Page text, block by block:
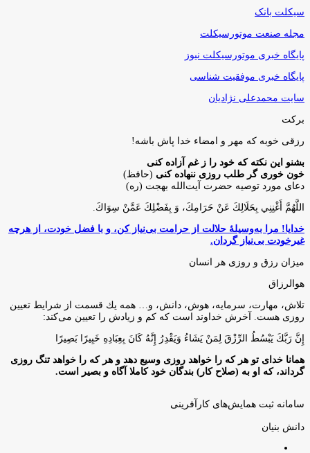
سیکلت بانک
مجله صنعت موتورسیکلت
پایگاه خبری موتورسیکلت نیوز
پایگاه خبری موفقیت شناسی
سایت محمدعلی نژادیان
برکت
رزقی خوبه كه مهر و امضاء خدا پاش باشه!
بشنو این نکته که خود را ز غم آزاده کنی
خون خوری گر طلب روزی ننهاده کنی (حافظ)
دعای مورد توصیه حضرت آیت‌الله بهجت (ره)
اللَّهُمَّ أَغْنِنِي بِحَلَالِكَ عَنْ حَرَامِكَ، وَ بِفَضْلِكَ عَمَّنْ سِوَاكَ‏.
خدایا! مرا به‌وسیلۀ حلالت از حرامت بی‌نیاز کن، و با فضل خودت، از هرچه
غیرخودت بی‌نیاز گردان.
میزان رزق و روزی هر انسان
هوالرزاق
تلاش، مهارت، سرمايه، هوش، دانش، و… همه يك قسمت از شرايط تعيين
روزى هست. آخرش خداوند است كه كم و زيادش را تعيين مى‌كند:
إِنَّ رَبَّكَ يَبْسُطُ الرِّزْقَ لِمَنْ يَشَاءُ وَيَقْدِرُ إِنَّهُ كَانَ بِعِبَادِهِ خَبِيرًا بَصِيرًا
همانا خدای تو هر که را خواهد روزی وسیع دهد و هر که را خواهد تنگ روزی
گرداند، که او به (صلاح کار) بندگان خود کاملا آگاه و بصیر است.
سامانه ثبت همایش‌های کارآفرینی
دانش‌ بنیان‌